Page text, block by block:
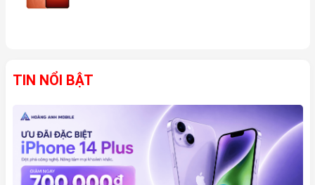
TIN NỔI BẬT